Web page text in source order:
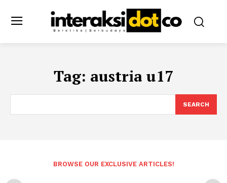
Tag: austria u17
SEARCH
BROWSE OUR EXCLUSIVE ARTICLES!